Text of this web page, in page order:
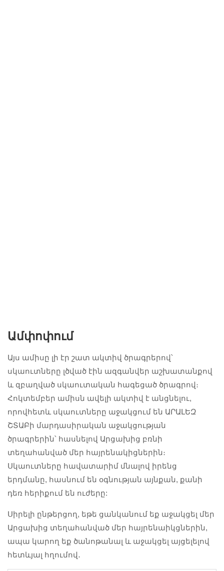
Ամփոփում
Այս ամիսը լի էր շատ ակտիվ ծրագրերով՝
սկաուտները լծված էին ազգանվեր աշխատանքով
և զբաղված սկաուտական հագեցած ծրագրով։
Հոկտեմբեր ամիսն ավելի ակտիվ է անցնելու,
որովհետև սկաուտները աջակցում են ԱՐԱԼԵԶ
ՇՏԱԲի մարդասիրական աջակցության
ծրագրերին՝ հասնելով Արցախից բռնի
տեղահանված մեր հայրենակիցներին։
Սկաուտները հավատարիմ մնալով իրենց
երդմանը, հասնում են օգնության այնքան, քանի
դեռ հերիքում են ուժերը:
Սիրելի ընթերցող, եթե ցանկանում եք աջակցել մեր
Արցախից տեղահանված մեր հայրենաիկցներին,
ապա կարող եք ծանոթանալ և աջակցել այցելելով
հետևյալ հղումով․